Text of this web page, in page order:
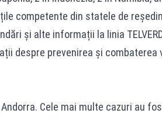
competente din statele de
și alte informații la linia
despre prevenirea și
Cele mai multe cazuri au